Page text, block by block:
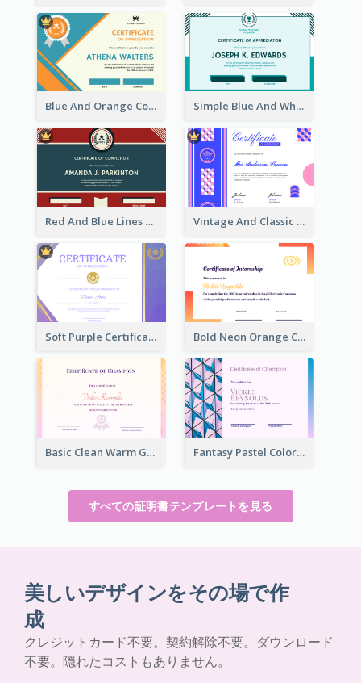
Blue And Orange Company Triangles With Badge Certificate Simple Blue And White Rectangle Certificate
Red And Blue Lines And Badge Completion Certificate Vintage And Classic Vibrant Certificate Design Ideas
Soft Purple Certificate Of Appreciation Design Idea Bold Neon Orange Certificate Design For Internship
Basic Clean Warm Gradient Design Certificate Of Winner Fantasy Pastel Color Graphic Certificate Design
すべての証明書テンプレートを見る
美しいデザインをその場で作
成
クレジットカード不要。契約解除不要。ダウンロード
不要。隠れたコストもありません。